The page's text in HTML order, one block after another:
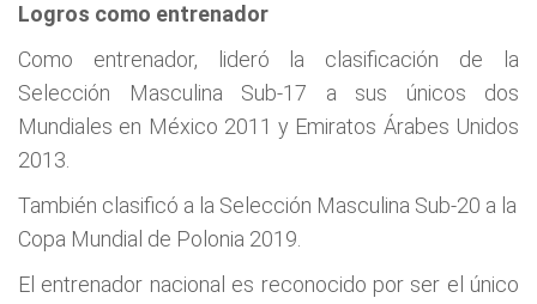
Logros como entrenador
Como entrenador, lideró la clasificación de la
Selección Masculina Sub-17 a sus únicos dos
Mundiales en México 2011 y Emiratos Árabes Unidos
2013.
También clasificó a la Selección Masculina Sub-20 a la
Copa Mundial de Polonia 2019.
El entrenador nacional es reconocido por ser el único